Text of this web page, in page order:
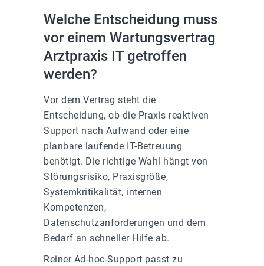
Welche Entscheidung muss
vor einem Wartungsvertrag
Arztpraxis IT getroffen
werden?
Vor dem Vertrag steht die
Entscheidung, ob die Praxis reaktiven
Support nach Aufwand oder eine
planbare laufende IT-Betreuung
benötigt. Die richtige Wahl hängt von
Störungsrisiko, Praxisgröße,
Systemkritikalität, internen
Kompetenzen,
Datenschutzanforderungen und dem
Bedarf an schneller Hilfe ab.
Reiner Ad-hoc-Support passt zu